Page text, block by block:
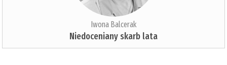
Iwona Balcerak
Niedoceniany skarb lata